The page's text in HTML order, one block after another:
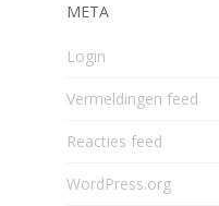
META
Login
Vermeldingen feed
Reacties feed
WordPress.org